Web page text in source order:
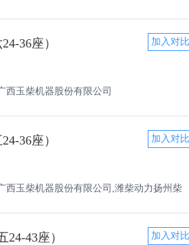
36座）
西玉柴机器股份有限公司
36座）
西玉柴机器股份有限公司,潍柴动力扬州柴
43座）